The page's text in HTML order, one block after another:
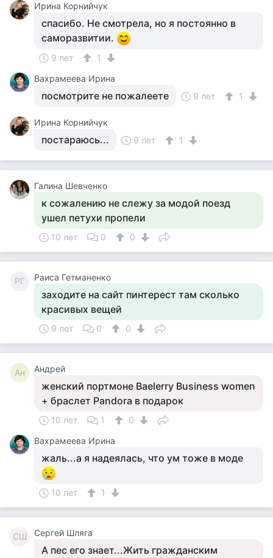
Ирина Корнийчук
спасибо. Не смотрела, но я постоянно в
саморазвитии.
9 лет
1
Вахрамеева Ирина
посмотрите не пожалеете 9 лет 1
Ирина Корнийчук
постараюсь... 9 лет 1
Галина Шевченко
к сожалению не слежу за модой поезд
ушел петухи пропели
10 лет 0 0
РГ Раиса Гетманенко
заходите на сайт пинтерест там сколько
красивых вещей
9 лет 0 0
Ан Андрей
женский портмоне Baelerry Business women
+ браслет Pandora в подарок
10 лет 1
0
Вахрамеева Ирина
жаль...а я надеялась, что ум тоже в моде
10 лет 1
СШ Сергей Шляга
А пес его знает...Жить гражданским